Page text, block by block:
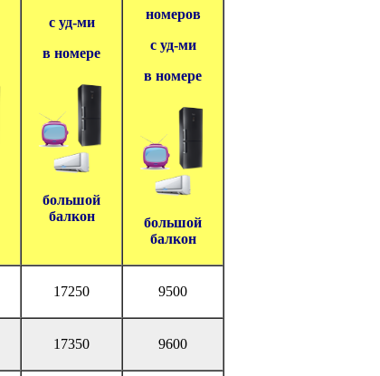
с уд-ми
в номере
большой
балкон
номеров
с уд-ми
в номере
большой
балкон
17250 9500
17350 9600